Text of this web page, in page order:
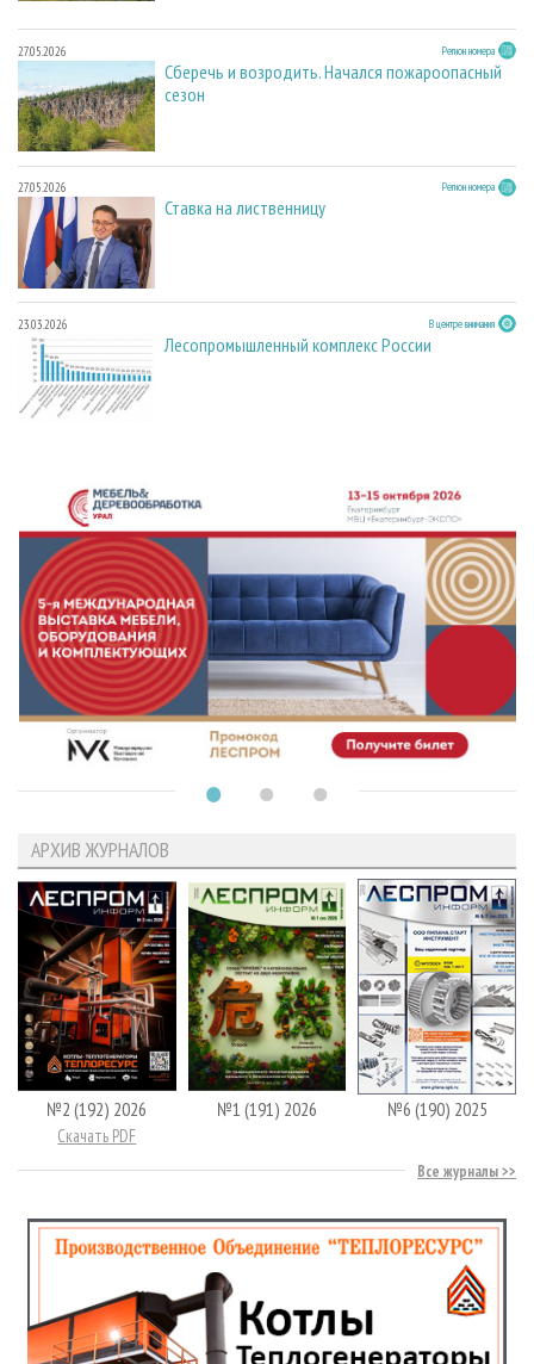
27.05.2026 Регион номера
Сберечь и возродить. Начался пожароопасный
сезон
27.05.2026 Регион номера
Ставка на лиственницу
23.03.2026 В центре внимания
Лесопромышленный комплекс России
АРХИВ ЖУРНАЛОВ
№2 (192) 2026
Скачать PDF
№1 (191) 2026 №6 (190) 2025
Все журналы